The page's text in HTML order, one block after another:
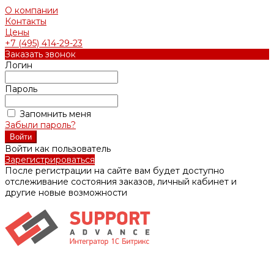
О компании
Контакты
Цены
+7 (495) 414-29-23
Заказать звонок
Логин
Пароль
Запомнить меня
Забыли пароль?
Войти как пользователь
Зарегистрироваться
После регистрации на сайте вам будет доступно
отслеживание состояния заказов, личный кабинет и
другие новые возможности